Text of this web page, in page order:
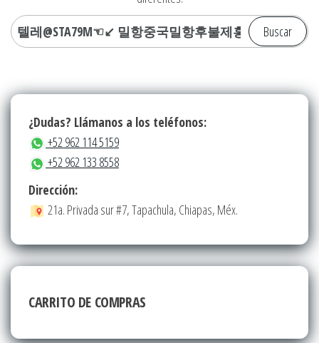
Buscar:
¿Dudas? Llámanos a los teléfonos:
+52 962 114 5159
+52 962 133 8558
Dirección:
21a. Privada sur #7, Tapachula, Chiapas, Méx.
CARRITO DE COMPRAS